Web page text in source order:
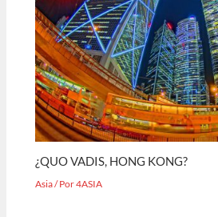
¿QUO VADIS, HONG KONG?
Asia/ Por4ASIA